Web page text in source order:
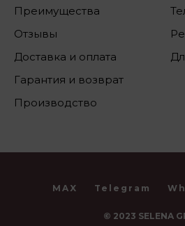
Преимущества
Отзывы
Доставка и оплата
Гарантия и возврат
Производство
MAX Telegram
© 2023 SELENA